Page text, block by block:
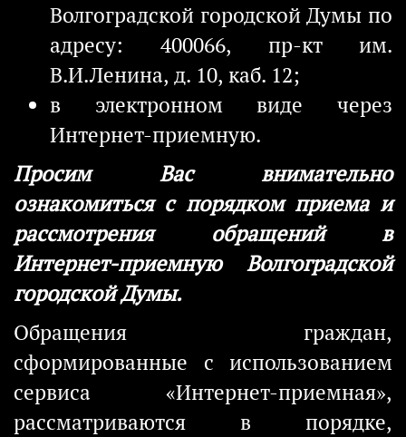
Волгоградской городской Думы по
адресу: 400066, пр-кт им.
В.И.Ленина, д. 10, каб. 12;
в электронном виде через
Интернет-приемную.
Просим Вас внимательно
ознакомиться с порядком приема и
рассмотрения обращений в
Интернет-приемную Волгоградской
городской Думы.
Обращения граждан,
сформированные с использованием
сервиса «Интернет-приемная»,
рассматриваются в порядке,